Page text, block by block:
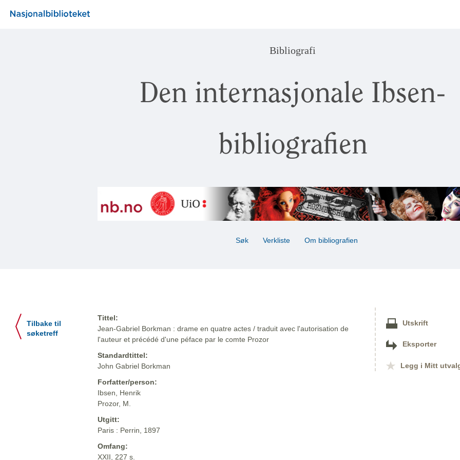
Bibliografi
Den internasjonale Ibsen-
bibliografien
Søk Verkliste Om bibliografien
Tilbake til
søketreff
Tittel:
Jean-Gabriel Borkman : drame en quatre actes / traduit avec l'autorisation de
l'auteur et précédé d'une péface par le comte Prozor
Standardtittel:
John Gabriel Borkman
Forfatter/person:
Ibsen, Henrik
Prozor, M.
Utgitt:
Paris : Perrin, 1897
Omfang:
XXII, 227 s.
Utskrift
Eksporter
Legg i Mitt